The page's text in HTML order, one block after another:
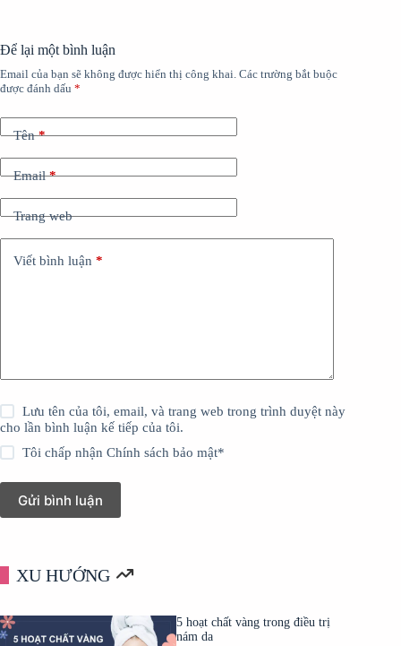
Để lại một bình luận
Email của bạn sẽ không được hiển thị công khai. Các trường bắt buộc
được đánh dấu *
Tên*
Email*
Trang web
Viết bình luận *
Lưu tên của tôi, email, và trang web trong trình duyệt này
cho lần bình luận kế tiếp của tôi.
Tôi chấp nhậnChính sách bảo mật*
Gửi bình luận
XU HƯỚNG
5 hoạt chất vàng trong điều trị
nám da